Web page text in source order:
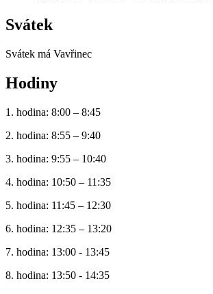
Svátek
Svátek má Vavřinec
Hodiny
1. hodina: 8:00 – 8:45
2. hodina: 8:55 – 9:40
3. hodina: 9:55 – 10:40
4. hodina: 10:50 – 11:35
5. hodina: 11:45 – 12:30
6. hodina: 12:35 – 13:20
7. hodina: 13:00 - 13:45
8. hodina: 13:50 - 14:35